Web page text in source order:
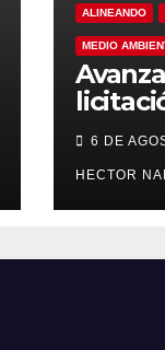
ALINEANDO
MEDIO
de
del
6 DE
HECTOR